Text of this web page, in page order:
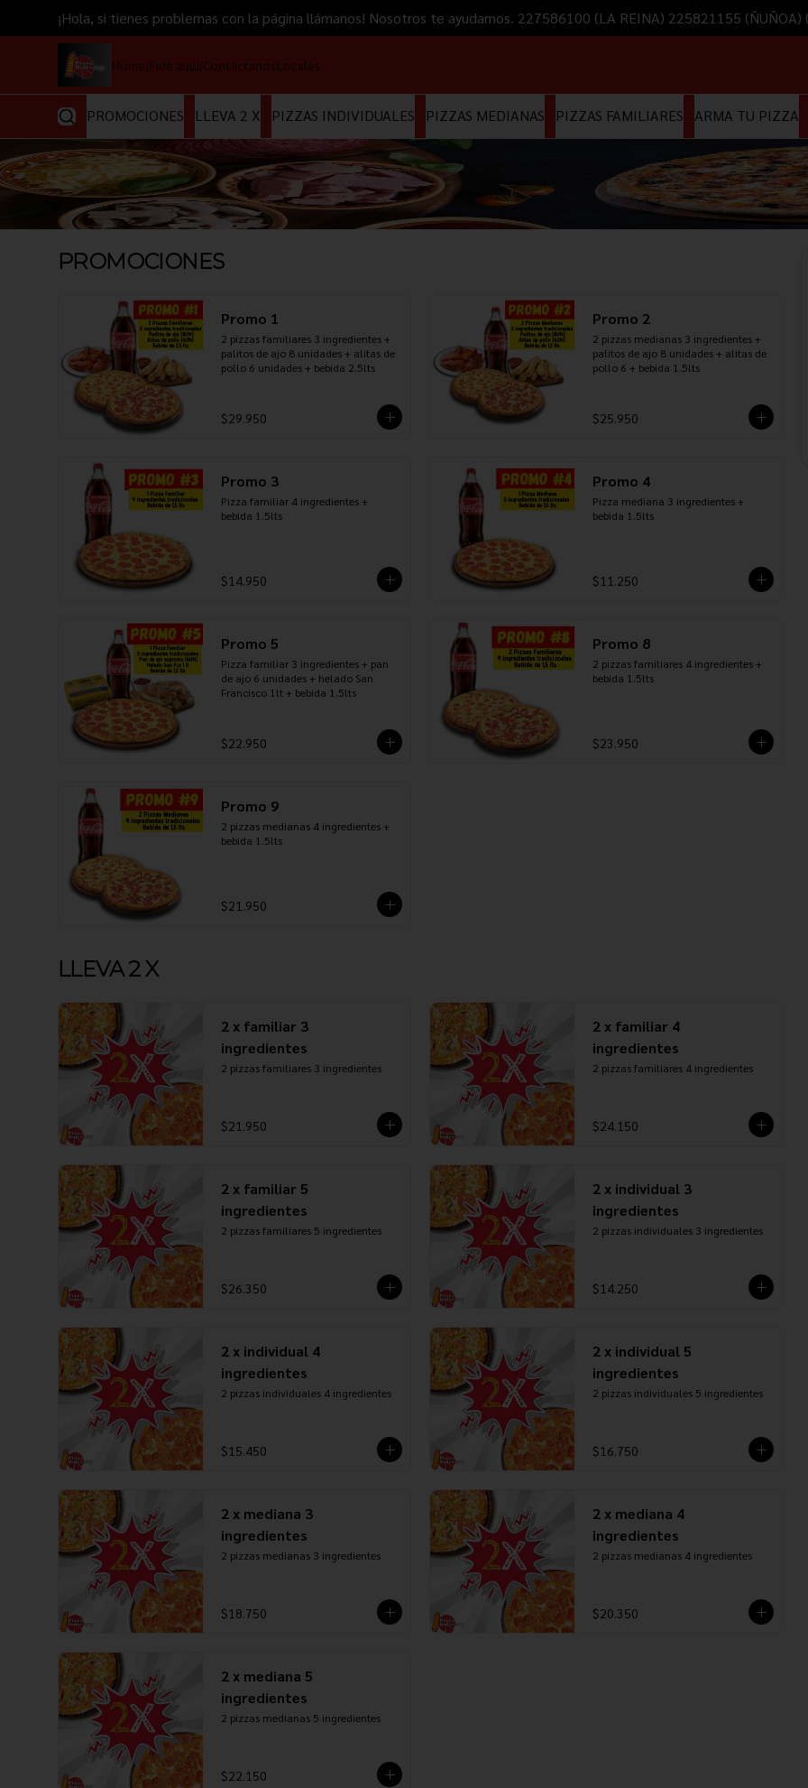
¡Hola, si tienes problemas con la página llámanos! Nosotros te ayudamos. 227586100 (LA REINA) 225821155 (ÑUÑOA)
Home¡Pide aqui!ContáctanosLocales
PROMOCIONES LLEVA 2 X PIZZAS INDIVIDUALES PIZZAS MEDIANAS PIZZAS FAMILIARES ARMA TU PIZZA
PROMOCIONES
Promo 1
2 pizzas familiares 3 ingredientes +
palitos de ajo 8 unidades + alitas de
pollo 6 unidades + bebida 2.5lts
$29.950
Promo 2
2 pizzas medianas 3 ingredientes +
palitos de ajo 8 unidades + alitas de
pollo 6 + bebida 1.5lts
$25.950
Promo 3
Pizza familiar 4 ingredientes +
bebida 1.5lts
$14.950
Promo 4
Pizza mediana 3 ingredientes +
bebida 1.5lts
$11.250
Promo 5
Pizza familiar 3 ingredientes + pan
de ajo 6 unidades + helado San
Francisco 1lt + bebida 1.5lts
$22.950
Promo 8
2 pizzas familiares 4 ingredientes +
bebida 1.5lts
$23.950
Promo 9
2 pizzas medianas 4 ingredientes +
bebida 1.5lts
$21.950
LLEVA 2 X
2 x familiar 3
ingredientes
2 pizzas familiares 3 ingredientes
$21.950
2 x familiar 4
ingredientes
2 pizzas familiares 4 ingredientes
$24.150
2 x familiar 5
ingredientes
2 pizzas familiares 5 ingredientes
$26.350
2 x individual 3
ingredientes
2 pizzas individuales 3 ingredientes
$14.250
2 x individual 4
ingredientes
2 pizzas individuales 4 ingredientes
$15.450
2 x individual 5
ingredientes
2 pizzas individuales 5 ingredientes
$16.750
2 x mediana 3
ingredientes
2 pizzas medianas 3 ingredientes
$18.750
2 x mediana 4
ingredientes
2 pizzas medianas 4 ingredientes
$20.350
2 x mediana 5
ingredientes
2 pizzas medianas 5 ingredientes
$22.150